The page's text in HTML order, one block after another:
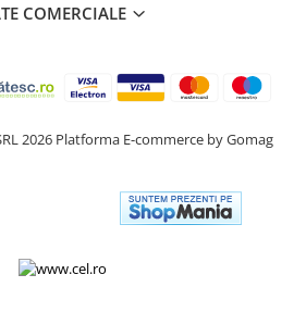
COMERCIALE
2026 Platforma E-commerce by Gomag